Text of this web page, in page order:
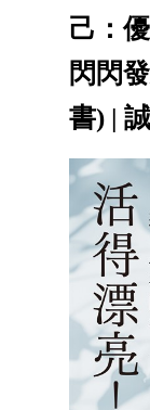
己：
閃閃
書) |